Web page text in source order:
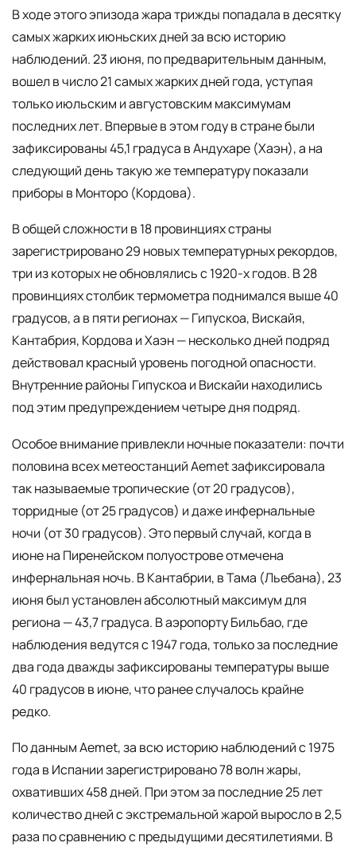
В ходе этого эпизода жара трижды попадала в десятку
самых жарких июньских дней за всю историю
наблюдений. 23 июня, по предварительным данным,
вошел в число 21 самых жарких дней года, уступая
только июльским и августовским максимумам
последних лет. Впервые в этом году в стране были
зафиксированы 45,1 градуса в Андухаре (Хаэн), а на
следующий день такую же температуру показали
приборы в Монторо (Кордова).
В общей сложности в 18 провинциях страны
зарегистрировано 29 новых температурных рекордов,
три из которых не обновлялись с 1920-х годов. В 28
провинциях столбик термометра поднимался выше 40
градусов, а в пяти регионах — Гипускоа, Вискайя,
Кантабрия, Кордова и Хаэн — несколько дней подряд
действовал красный уровень погодной опасности.
Внутренние районы Гипускоа и Вискайи находились
под этим предупреждением четыре дня подряд.
Особое внимание привлекли ночные показатели: почти
половина всех метеостанций Aemet зафиксировала
так называемые тропические (от 20 градусов),
торридные (от 25 градусов) и даже инфернальные
ночи (от 30 градусов). Это первый случай, когда в
июне на Пиренейском полуострове отмечена
инфернальная ночь. В Кантабрии, в Тама (Льебана), 23
июня был установлен абсолютный максимум для
региона — 43,7 градуса. В аэропорту Бильбао, где
наблюдения ведутся с 1947 года, только за последние
два года дважды зафиксированы температуры выше
40 градусов в июне, что ранее случалось крайне
редко.
По данным Aemet, за всю историю наблюдений с 1975
года в Испании зарегистрировано 78 волн жары,
охвативших 458 дней. При этом за последние 25 лет
количество дней с экстремальной жарой выросло в 2,5
раза по сравнению с предыдущими десятилетиями. В